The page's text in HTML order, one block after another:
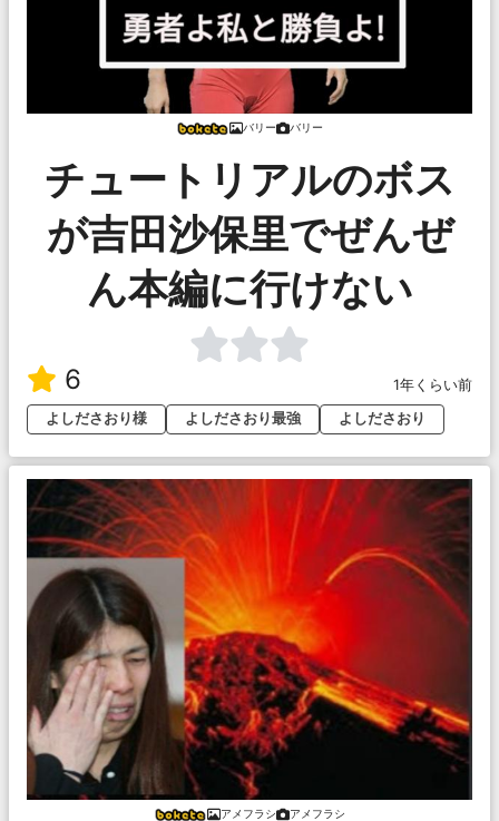
バリー バリー
チュートリアルのボス
が吉田沙保里でぜんぜ
ん本編に行けない
6
1年くらい前
よしださおり様
よしださおり最強 よしださおり
アメフラシ アメフラシ